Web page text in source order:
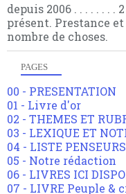
depuis 2006 . . . . . . . .
présent. Prestance
nombre de choses.
PAGES
00 - PRESENTATION
01 - Livre d'or
02 - THEMES ET
03 - LEXIQUE ET
04 - LISTE PENSEURS
05 - Notre rédaction
06 - LIVRES ICI
07 - LIVRE Peuple &